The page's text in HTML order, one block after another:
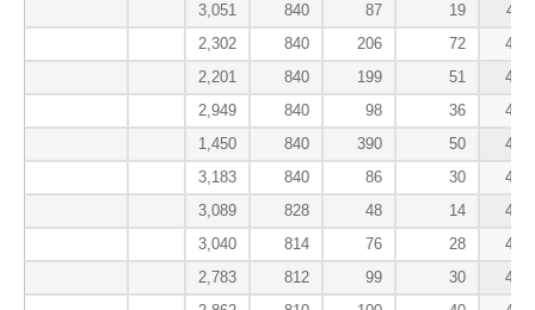
3,051
840 87 19
411
2,302
840 206 72
410
2,201
840 199 51
410
2,949
840 98 36
408
1,450
840 390 50
408
3,183
840 86 30
407
3,089
828 48 14
407
3,040
814 76 28
405
2,783
812 99 30
405